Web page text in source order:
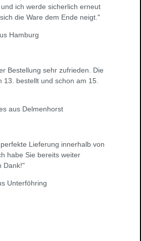
ich werde sicherlich erneut
die Ware dem Ende neigt."
Hamburg
Bestellung sehr zufrieden. Die
13. bestellt und schon am 15.
aus Delmenhorst
Lieferung innerhalb von
habe Sie bereits weiter
Dank!"
Unterföhring